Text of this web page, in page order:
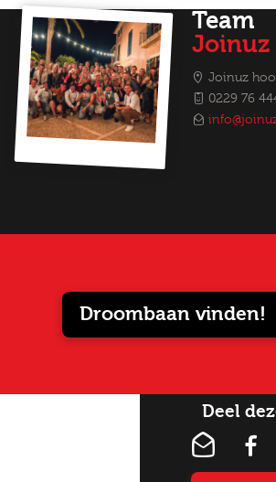
Team
Joinuz
Joinuz
0229 76
Droombaan vinden!
Deel